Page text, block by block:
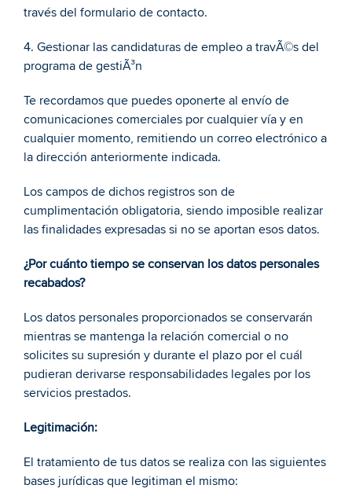
través del formulario de contacto.
4. Gestionar las candidaturas de empleo a travÃ©s del
programa de gestiÃ³n
Te recordamos que puedes oponerte al envío de
comunicaciones comerciales por cualquier vía y en
cualquier momento, remitiendo un correo electrónico a
la dirección anteriormente indicada.
Los campos de dichos registros son de
cumplimentación obligatoria, siendo imposible realizar
las finalidades expresadas si no se aportan esos datos.
¿Por cuánto tiempo se conservan los datos personales
recabados?
Los datos personales proporcionados se conservarán
mientras se mantenga la relación comercial o no
solicites su supresión y durante el plazo por el cuál
pudieran derivarse responsabilidades legales por los
servicios prestados.
Legitimación:
El tratamiento de tus datos se realiza con las siguientes
bases jurídicas que legitiman el mismo: